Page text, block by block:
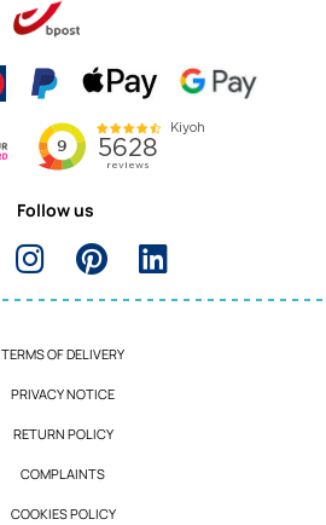
Follow us
TERMS OF DELIVERY
PRIVACY NOTICE
RETURN POLICY
COMPLAINTS
COOKIES POLICY